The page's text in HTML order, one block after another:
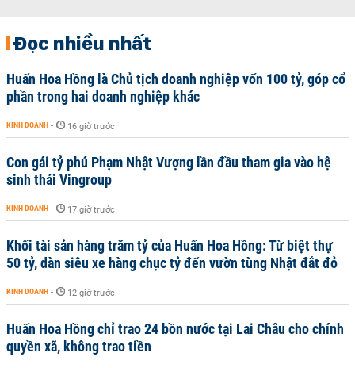
Đọc nhiều nhất
Huấn Hoa Hồng là Chủ tịch doanh nghiệp vốn 100 tỷ, góp cổ
phần trong hai doanh nghiệp khác
KINH DOANH - 16 giờ trước
Con gái tỷ phú Phạm Nhật Vượng lần đầu tham gia vào hệ
sinh thái Vingroup
KINH DOANH - 17 giờ trước
Khối tài sản hàng trăm tỷ của Huấn Hoa Hồng: Từ biệt thự
50 tỷ, dàn siêu xe hàng chục tỷ đến vườn tùng Nhật đắt đỏ
KINH DOANH - 12 giờ trước
Huấn Hoa Hồng chỉ trao 24 bồn nước tại Lai Châu cho chính
quyền xã, không trao tiền